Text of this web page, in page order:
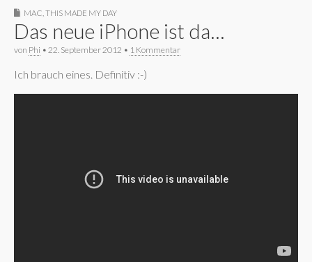
MAC THIS MADE MY DAY
Das neue iPhone ist da…
von Phi • 22. September 2012 • 1 Kommentar
Ich brauch eines. Definitiv :-)